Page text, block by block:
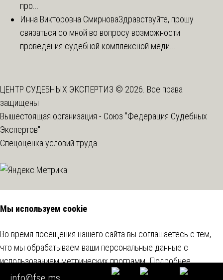
про...
Инна Викторовна СмирноваЗдравствуйте, прошу
связаться со мной во вопросу возможности
проведения судебной комплексной меди...
ЦЕНТР СУДЕБНЫХ ЭКСПЕРТИЗ © 2026. Все права
защищены
Вышестоящая организация - Союз "Федерация Судебных
Экспертов"
Спецоценка условий труда
Мы используем cookie
Во время посещения нашего сайта вы соглашаетесь с тем,
что мы обрабатываем ваши персональные данные с
использованием метрических программ.Подробнее